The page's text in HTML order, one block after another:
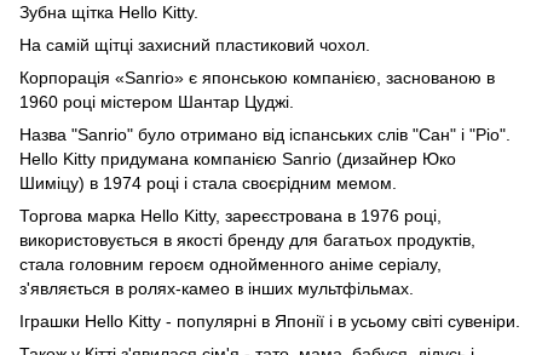
Зубна щітка Hello Kitty.
На самій щітці захисний пластиковий чохол.
Корпорація «Sanrio» є японською компанією, заснованою в
1960 році містером Шантар Цуджі.
Назва "Sanrio" було отримано від іспанських слів "Сан" і "Ріо".
Hello Kitty придумана компанією Sanrio (дизайнер Юко
Шиміцу) в 1974 році і стала своєрідним мемом.
Торгова марка Hello Kitty, зареєстрована в 1976 році,
використовується в якості бренду для багатьох продуктів,
стала головним героєм однойменного аніме серіалу,
з'являється в ролях-камео в інших мультфільмах.
Іграшки Hello Kitty - популярні в Японії і в усьому світі сувеніри.